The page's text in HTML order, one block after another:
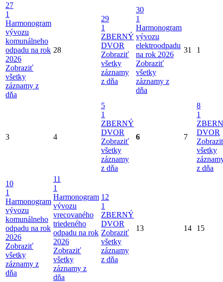
27
1
Harmonogram
vývozu
komunálneho
odpadu na rok
2026
Zobraziť
všetky
záznamy z
dňa
28
29
1
ZBERNÝ
DVOR
Zobraziť
všetky
záznamy
z dňa
30
1
Harmonogram
vývozu
elektroodpadu
na rok 2026
Zobraziť
všetky
záznamy z
dňa
31 1
3 4
5
1
ZBERNÝ
DVOR
Zobraziť
všetky
záznamy
z dňa
6 7
8
1
DVOR
všetky
z dňa
10
1
Harmonogram
vývozu
komunálneho
odpadu na rok
2026
Zobraziť
všetky
záznamy z
dňa
11
1
Harmonogram
vývozu
vrecovaného
triedeného
odpadu na rok
2026
Zobraziť
všetky
záznamy z
dňa
12
1
ZBERNÝ
DVOR
Zobraziť
všetky
záznamy
z dňa
13 14 15